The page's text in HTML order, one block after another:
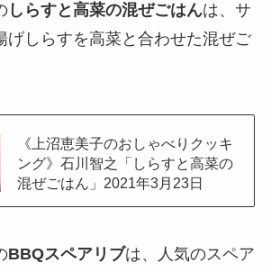
しらすと高菜の混ぜごはんは、サ
げしらすを高菜と合わせた混ぜご
《上沼恵美子のおしゃべりクッキ
ング》石川智之「しらすと高菜の
混ぜごはん」2021年3月23日
BBQスペアリブは、人気のスペア